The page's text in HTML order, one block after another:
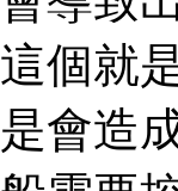
這個就
是會造